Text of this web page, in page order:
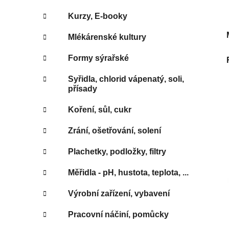
Kurzy, E-booky
Mlékárenské kultury
Formy sýrařské
Syřidla, chlorid vápenatý, soli,
přísady
Koření, sůl, cukr
Zrání, ošetřování, solení
Plachetky, podložky, filtry
Měřidla - pH, hustota, teplota, ...
Výrobní zařízení, vybavení
Pracovní náčiní, pomůcky